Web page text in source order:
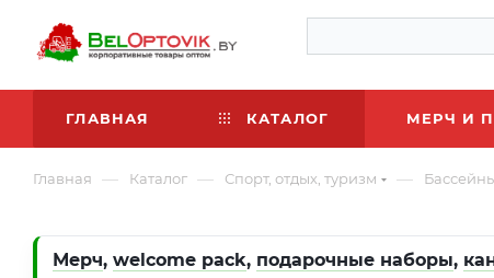
ГЛАВНАЯ КАТАЛОГ МЕРЧ И
Главная — Каталог — Спорт, отдых, туризм —
Мерч, welcome pack, подарочные наборы,